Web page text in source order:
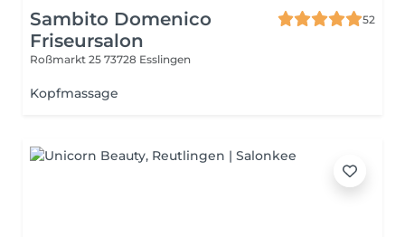
Sambito Domenico
Friseursalon
52
Roßmarkt 25 73728 Esslingen
Kopfmassage